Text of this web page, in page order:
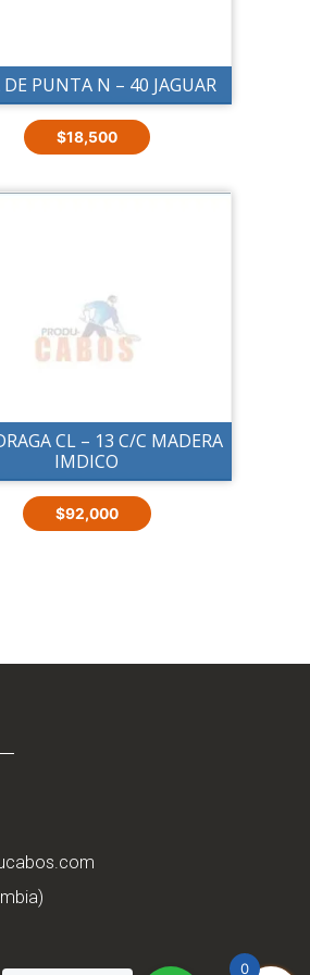
DE PUNTA N – 40 JAGUAR
$18,500
CL – 13 C/C MADERA
IMDICO
$92,000
0